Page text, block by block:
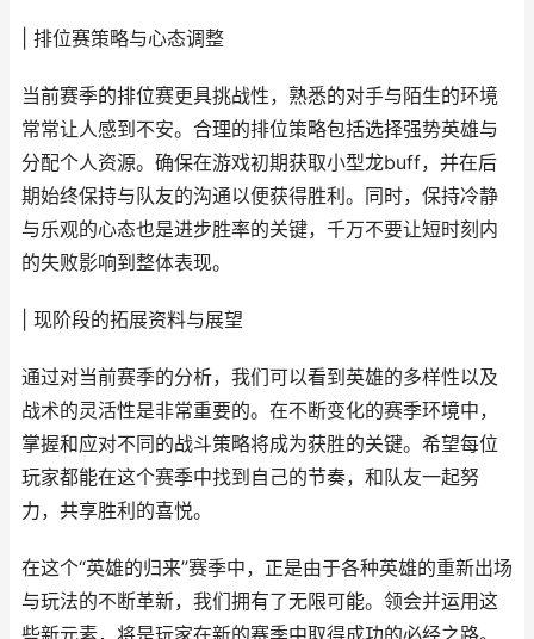
| 排位赛策略与心态调整
当前赛季的排位赛更具挑战性，熟悉的对手与陌生的环境
常常让人感到不安。合理的排位策略包括选择强势英雄与
分配个人资源。确保在游戏初期获取小型龙buff，并在后
期始终保持与队友的沟通以便获得胜利。同时，保持冷静
与乐观的心态也是进步胜率的关键，千万不要让短时刻内
的失败影响到整体表现。
| 现阶段的拓展资料与展望
通过对当前赛季的分析，我们可以看到英雄的多样性以及
战术的灵活性是非常重要的。在不断变化的赛季环境中，
掌握和应对不同的战斗策略将成为获胜的关键。希望每位
玩家都能在这个赛季中找到自己的节奏，和队友一起努
力，共享胜利的喜悦。
在这个“英雄的归来”赛季中，正是由于各种英雄的重新出场
与玩法的不断革新，我们拥有了无限可能。领会并运用这